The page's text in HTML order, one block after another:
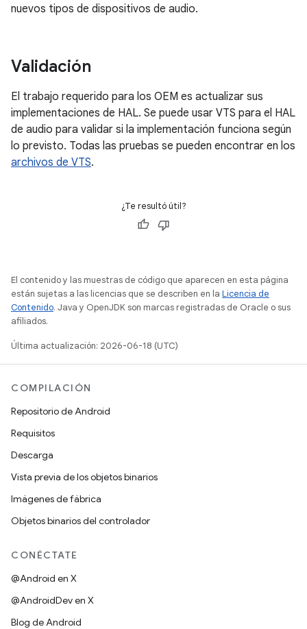
nuevos tipos de dispositivos de audio.
Validación
El trabajo requerido para los OEM es actualizar sus
implementaciones de HAL. Se puede usar VTS para el HAL
de audio para validar si la implementación funciona según
lo previsto. Todas las pruebas se pueden encontrar en los
archivos de VTS.
¿Te resultó útil?
El contenido y las muestras de código que aparecen en esta página
están sujetas a las licencias que se describen en la Licencia de
Contenido. Java y OpenJDK son marcas registradas de Oracle o sus
afiliados.
Última actualización: 2026-06-18 (UTC)
COMPILACIÓN
Repositorio de Android
Requisitos
Descarga
Vista previa de los objetos binarios
Imágenes de fábrica
Objetos binarios del controlador
CONÉCTATE
@Android en X
@AndroidDev en X
Blog de Android